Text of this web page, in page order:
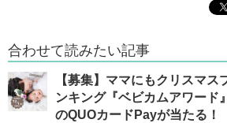
合わせて読みたい記事
【募集】ママにもクリスマス
ンキング『ベビカムアワード
のQUOカードPayが当たる！